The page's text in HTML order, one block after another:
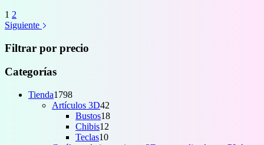
1 2
Siguiente
Filtrar por precio
Categorías
Tienda17981798
productos
Artículos 3D42
productos
Bustos1818
Chibis12
Teclas1010